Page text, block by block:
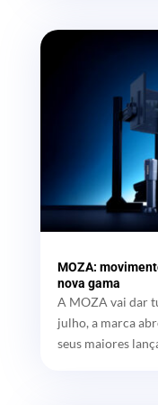
MOZA:
nova gama
A MOZA vai dar
julho, a marca
seus maiores